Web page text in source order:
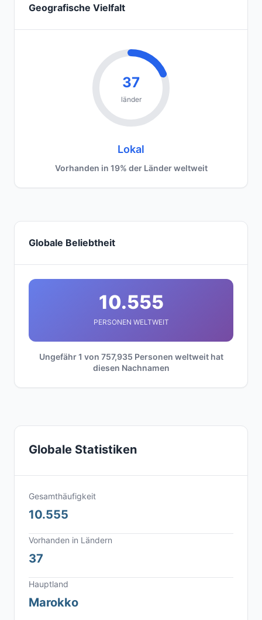
Geografische Vielfalt
37
länder
Lokal
Vorhanden in 19% der Länder weltweit
Globale Beliebtheit
10.555
PERSONEN WELTWEIT
Ungefähr 1 von 757,935 Personen weltweit hat
diesen Nachnamen
Globale Statistiken
Gesamthäufigkeit
10.555
Vorhanden in Ländern
37
Hauptland
Marokko